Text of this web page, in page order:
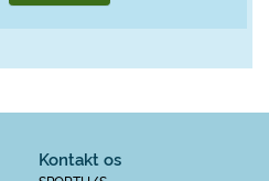
Kontakt os